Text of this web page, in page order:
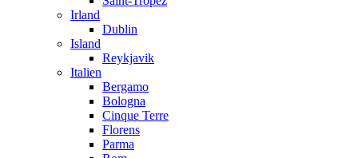
Irland
Dublin
Island
Reykjavik
Italien
Bergamo
Bologna
Cinque Terre
Florens
Parma